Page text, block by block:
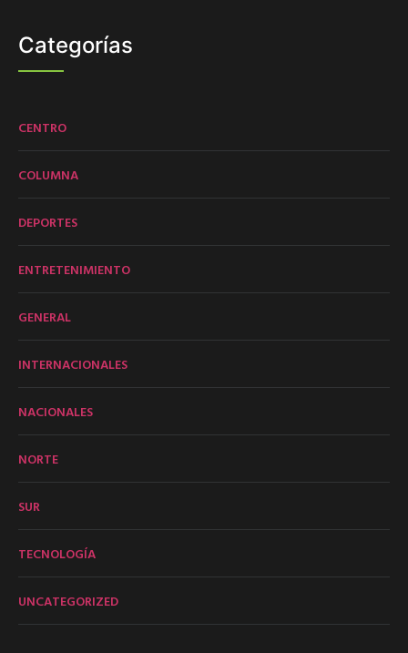
Categorías
CENTRO
COLUMNA
DEPORTES
ENTRETENIMIENTO
GENERAL
INTERNACIONALES
NACIONALES
NORTE
SUR
TECNOLOGÍA
UNCATEGORIZED